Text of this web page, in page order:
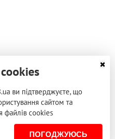
ви підтверджуєте, що
сайтом та
файлів cookies
ПОГОДЖУЮСЬ